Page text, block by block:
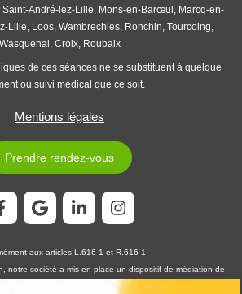
Saint-André-lez-Lille, Mons-en-Barœul, Marcq-en-
Lille, Loos, Wambrechies, Ronchin, Tourcoing,
Wasquehal, Croix, Roubaix
de ces séances ne se substituent à quelque
ou suivi médical que ce soit.
Mentions légales
Prendre rendez-vous
aux articles L.616-1 et R.616-1
notre société a mis en place un dispositif de médiation de
médiation retenue est :
MEDIATION CONSOMMATION